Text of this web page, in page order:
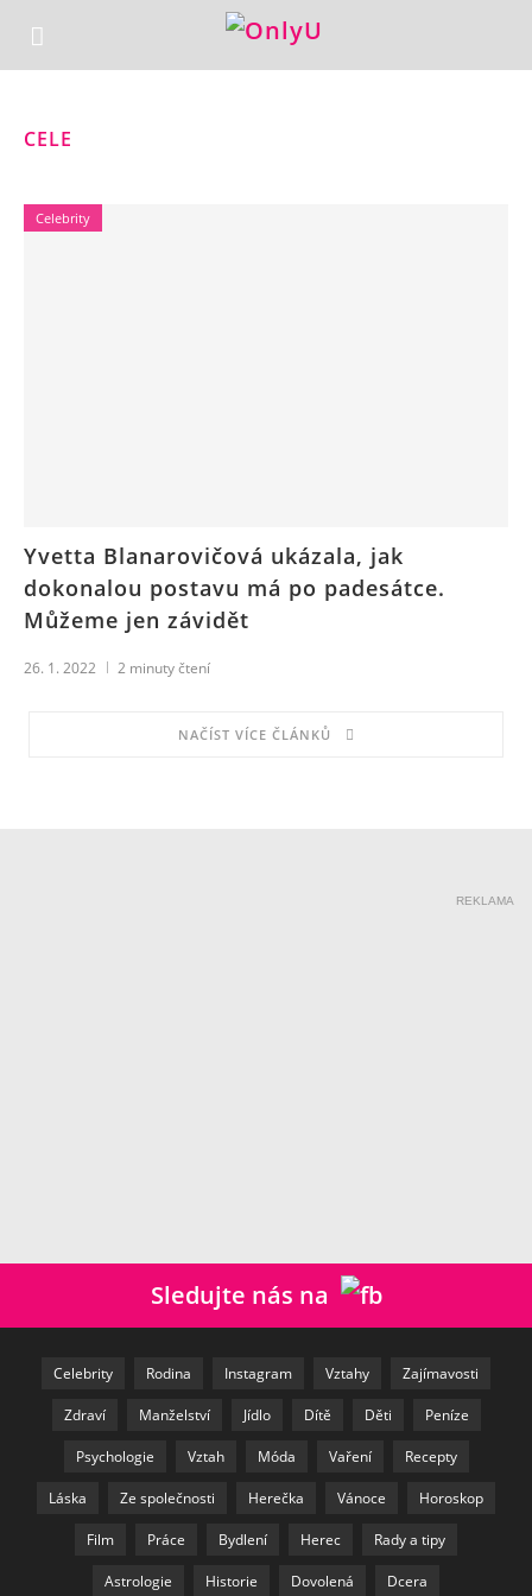
CELE
Celebrity
Yvetta Blanarovičová ukázala, jak
dokonalou postavu má po padesátce.
Můžeme jen závidět
26. 1. 2022 2 minuty čtení
NAČÍST VÍCE ČLÁNKŮ
REKLAMA
Sledujte nás na
Celebrity Rodina Instagram Vztahy Zajímavosti
Zdraví Manželství Jídlo Dítě Děti Peníze
Psychologie Vztah Móda Vaření Recepty
Láska Ze společnosti Herečka Vánoce Horoskop
Film Práce Bydlení Herec Rady a tipy
Astrologie Historie Dovolená Dcera